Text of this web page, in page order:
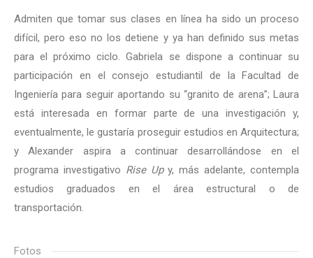
Admiten que tomar sus clases en línea ha sido un proceso
difícil, pero eso no los detiene y ya han definido sus metas
para el próximo ciclo. Gabriela se dispone a continuar su
participación en el consejo estudiantil de la Facultad de
Ingeniería para seguir aportando su “granito de arena”; Laura
está interesada en formar parte de una investigación y,
eventualmente, le gustaría proseguir estudios en Arquitectura;
y Alexander aspira a continuar desarrollándose en el
programa investigativo Rise Upy, más adelante, contempla
estudios graduados en el área estructural o de
transportación.
Fotos